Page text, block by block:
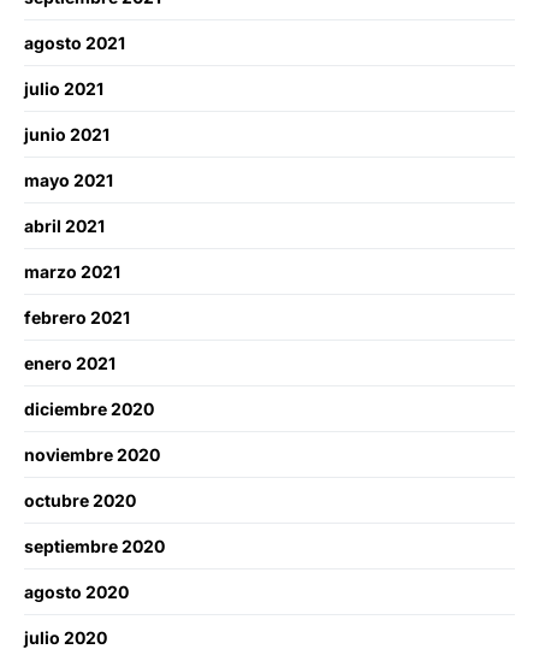
agosto 2021
julio 2021
junio 2021
mayo 2021
abril 2021
marzo 2021
febrero 2021
enero 2021
diciembre 2020
noviembre 2020
octubre 2020
septiembre 2020
agosto 2020
julio 2020